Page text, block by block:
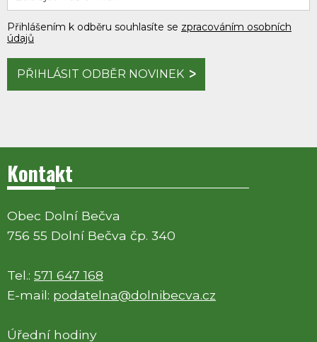
Přihlášením k odběru souhlasíte se zpracováním osobních
údajů
PŘIHLÁSIT ODBĚR NOVINEK
Kontakt
Obec Dolní Bečva
756 55 Dolní Bečva čp. 340
Tel.: 571 647 168
E-mail: podatelna@dolnibecva.cz
Úřední hodiny